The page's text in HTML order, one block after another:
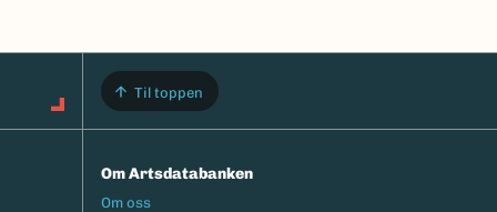
Til toppen
Om Artsdatabanken
Footermeny
Om oss